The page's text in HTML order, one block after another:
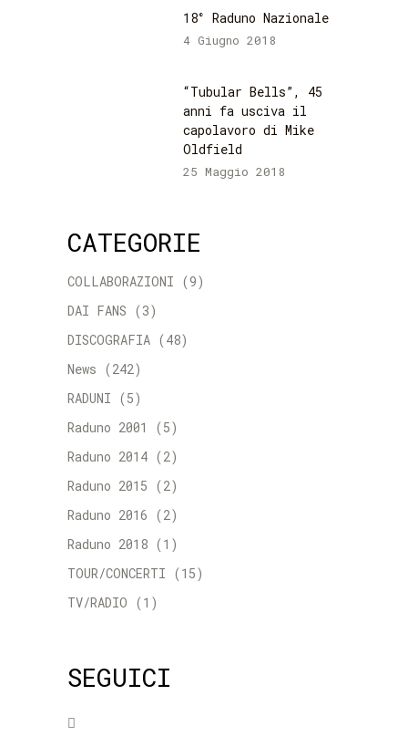
18° Raduno Nazionale
4 Giugno 2018
“Tubular Bells”, 45
anni fa usciva il
capolavoro di Mike
Oldfield
25 Maggio 2018
CATEGORIE
COLLABORAZIONI (9)
DAI FANS (3)
DISCOGRAFIA (48)
News (242)
RADUNI (5)
Raduno 2001
(5)
Raduno 2014 (2)
Raduno 2015 (2)
Raduno 2016 (2)
Raduno 2018 (1)
TOUR/CONCERTI (15)
TV/RADIO (1)
SEGUICI